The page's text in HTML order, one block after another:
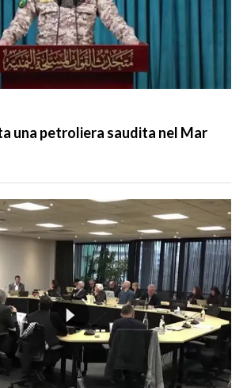
una petroliera saudita nel Mar